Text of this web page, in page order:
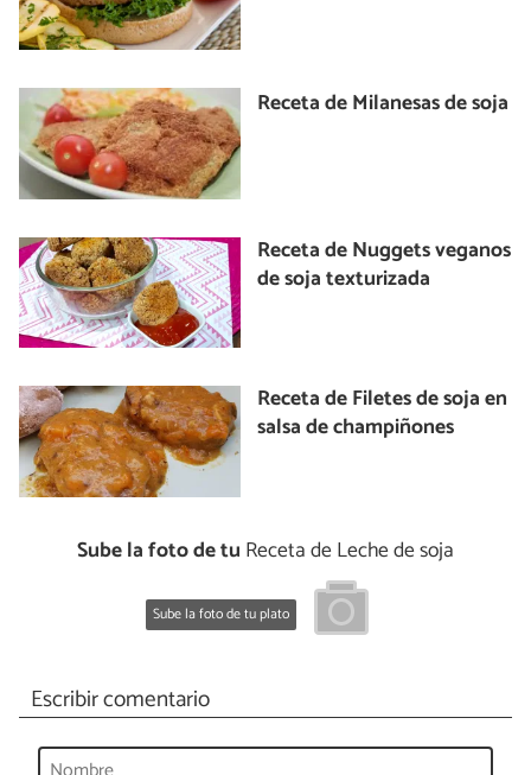
Receta de Milanesas de soja
Receta de Nuggets veganos
de soja texturizada
Receta de Filetes de soja en
salsa de champiñones
Sube la foto de tu Receta de Leche de soja
Sube la foto de tu plato
Escribir comentario